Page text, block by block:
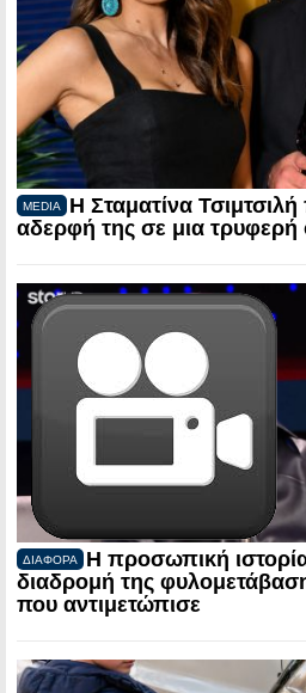
MEDIA
Η Σταματίνα
αδερφή της σε μια τρυφερή
ΔΙΑΦΟΡΑ
Η προσωπική
διαδρομή της
που αντιμετώπισε